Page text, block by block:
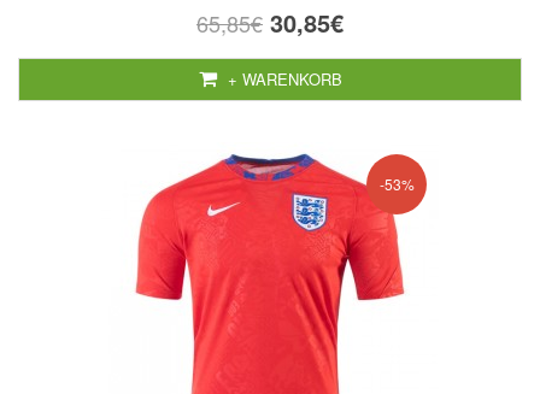
65,85€ 30,85€
+ WARENKORB
-53%